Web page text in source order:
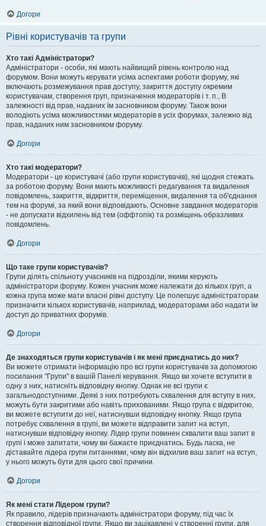
Догори
Рівні користувачів та групи
Хто такі Адміністратори?
Адміністратори - особи, які мають найвищий рівень контролю над
форумом. Вони можуть керувати усіма аспектами роботи форуму, які
включають розмежування прав доступу, закриття доступу окремим
користувачам, створення груп, призначення модераторів і т. п., В
залежності від прав, наданих їм засновником форуму. Також вони
володіють усіма можливостями модераторів в усіх форумах, залежно від
прав, наданих ним засновником форуму.
Догори
Хто такі модератори?
Модератори - це користувачі (або групи користувачів), які щодня стежать
за роботою форуму. Вони мають можливості редагування та видалення
повідомлень, закриття, відкриття, переміщення, видалення та об'єднання
тем на форумі, за який вони відповідають. Основне завдання модераторів
- не допускати відхилень від тем (оффтопік) та розміщень образливих
повідомлень.
Догори
Що таке групи користувачів?
Групи ділять спільноту учасників на підрозділи, якими керують
адміністратори форуму. Кожен учасник може належати до кількох груп, а
кожна група може мати власні рівні доступу. Це полегшує адміністраторам
призначити кількох користувачів, наприклад, модераторами або надати їм
доступ до приватних форумів.
Догори
Де знаходяться групи користувачів і як мені приєднатись до них?
Ви можете отримати інформацію про всі групи користувачів за допомогою
посилання "Групи" в вашій Панелі керування. Якщо ви хочете вступити в
одну з них, натисніть відповідну кнопку. Однак не всі групи є
загальнодоступними. Деякі з них потребують схвалення для вступу в них,
можуть бути закритими або навіть прихованими. Якщо група є відкритою,
ви можете вступити до неї, натиснувши відповідну кнопку. Якщо група
потребує схвалення в групі, ви можете відправити запит на вступ,
натиснувши відповідну кнопку. Лідер групи повинен схвалити ваш запит в
групі і може запитати, чому ви бажаєте приєднатись. Будь ласка, не
діставайте лідера групи питаннями, чому він відхилив ваш запит на вступ,
у нього можуть бути для цього свої причини.
Догори
Як мені стати Лідером групи?
Як правило, лідерів призначають адміністратори форуму, під час їх
створення відповідної групи. Якщо ви зацікавлені у створенні групи, для